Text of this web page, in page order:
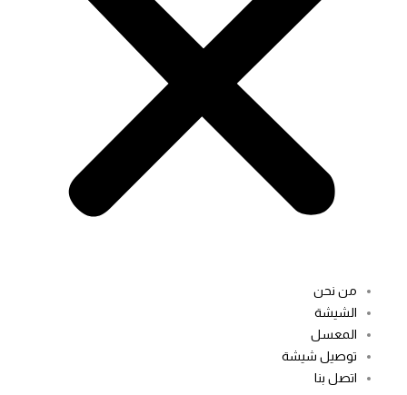
من نحن
الشيشة
المعسل
توصيل شيشة
اتصل بنا